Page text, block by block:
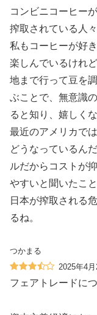
コンビニコーヒー
搾取されている人
私もコーヒーが好
楽しんでいるけれ
地まで行って豆を
ぶことで、無意識
ると知り、嬉しくな
最近のアメリカで
どうなっているん
ルだからコストが
やすいと聞いたこ
日本が搾取される
るね。
つかまる
2025年4月
フェアトレードに